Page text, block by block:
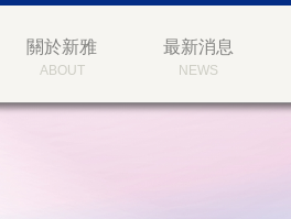
關於新雅
ABOUT
最新消息
NEWS